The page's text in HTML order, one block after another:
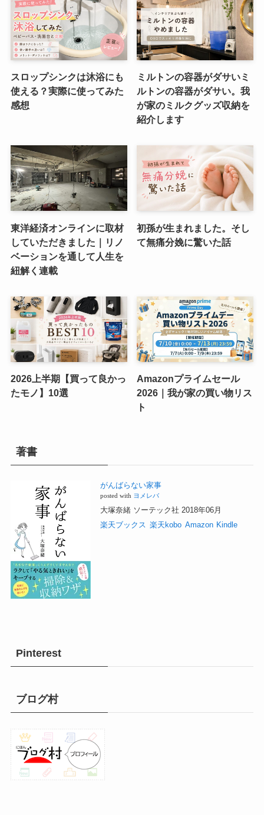
スロップシンクは沐浴にも
使える？実際に使ってみた
感想
ミルトンの容器がダサいミ
ルトンの容器がダサい。我
が家のミルクグッズ収納を
紹介します
東洋経済オンラインに取材
していただきました｜リノ
ベーションを通して人生を
紐解く連載
初孫が生まれました。そし
て無痛分娩に驚いた話
2026上半期【買って良かっ
たモノ】10選
Amazonプライムセール
2026｜我が家の買い物リス
ト
著書
がんばらない家事
posted with ヨメレバ
大塚奈緒 ソーテック社 2018年06月
楽天ブックス 楽天kobo Amazon Kindle
Pinterest
ブログ村